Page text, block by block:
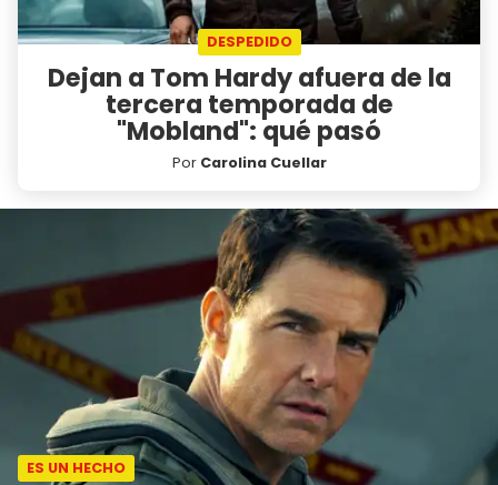
DESPEDIDO
Dejan a Tom Hardy afuera de la
tercera temporada de
"Mobland": qué pasó
Por Carolina Cuellar
ES UN HECHO